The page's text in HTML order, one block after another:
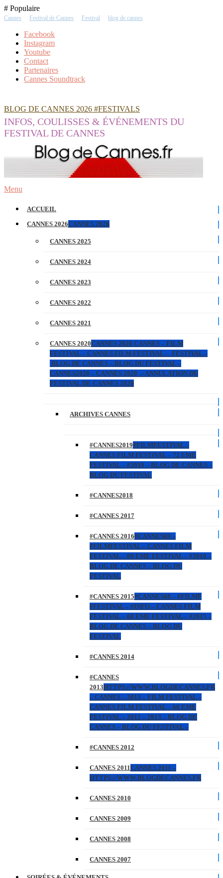
Skip
To
# Populaire
Cannes Festival de Cannes Festival blog de cannes
Facebook
Instagram
Youtube
Contact
Partenaires
Cannes Soundtrack
BLOG DE CANNES 2026 #FESTIVALS
INFOS, COULISSES & ÉVÉNEMENTS DU
FESTIVAL DE CANNES
Menu
ACCUEIL
CANNES 2026CANNES 2026
CANNES 2025
CANNES 2024
CANNES 2023
CANNES 2022
CANNES 2021
CANNES 2020CANNES 2020 CANNES – FILM
FESTIVAL – CANNES FILM FESTIVAL – FESTIVAL –
BLOG DE CANNES – BLOG DU FESTIVAL –
CANNES2020 – CANNES 2020 – ANNULATION DU
FESTIVAL DE CANNES 2020
ARCHIVES CANNES
#CANNES2019#FILMFESTIVAL –
CANNES FILM FESTIVAL – 72 EME
FESTIVAL – #2019 – BLOG DE CANNES –
BLOG DU FESTIVAL
#CANNES2018
#CANNES 2017
#CANNES 2016#CANNES69 –
#FILMFESTIVAL – CANNES FILM
FESTIVAL – 69 EME FESTIVAL – #2016 –
BLOG DE CANNES – BLOG DU
FESTIVAL
#CANNES 2015#CANNES68 – #FILMF
#FESTIVAL – #INFO – CANNES FILM
FESTIVAL – 68 EME FESTIVAL – #2015 –
BLOG DE CANNES – BLOG DU
FESTIVAL
#CANNES 2014
#CANNES
2013HTTPS://WWW.BLOGDECANNES.FR
– CANNES – 2013 – FILM FESTIVAL –
CANNES FILM FESTIVAL – 66 EME
FESTIVAL – 2012 – 2013 – BLOG DE
CANNES – BLOG DU FESTIVAL –
#CANNES 2012
CANNES 2011CANNES 2011 –
HTTPS://WWW.BLOGDECANNES.FR
CANNES 2010
CANNES 2009
CANNES 2008
CANNES 2007